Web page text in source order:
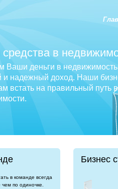
в
Ваши деньги в
и надежный доход. Наши
встать на правильный путь
в команде всегда
чем по одиночке.
Бизнес